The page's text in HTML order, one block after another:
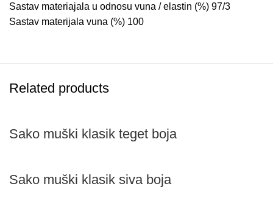
Sastav materiajala u odnosu vuna / elastin (%) 97/3
Sastav materijala vuna (%) 100
Related products
Sako muški klasik teget boja
Sako muški klasik siva boja